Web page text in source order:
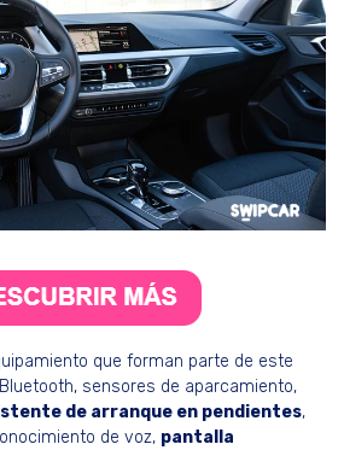
que forman parte de este
sensores de aparcamiento,
de arranque en pendientes,
de voz, pantalla